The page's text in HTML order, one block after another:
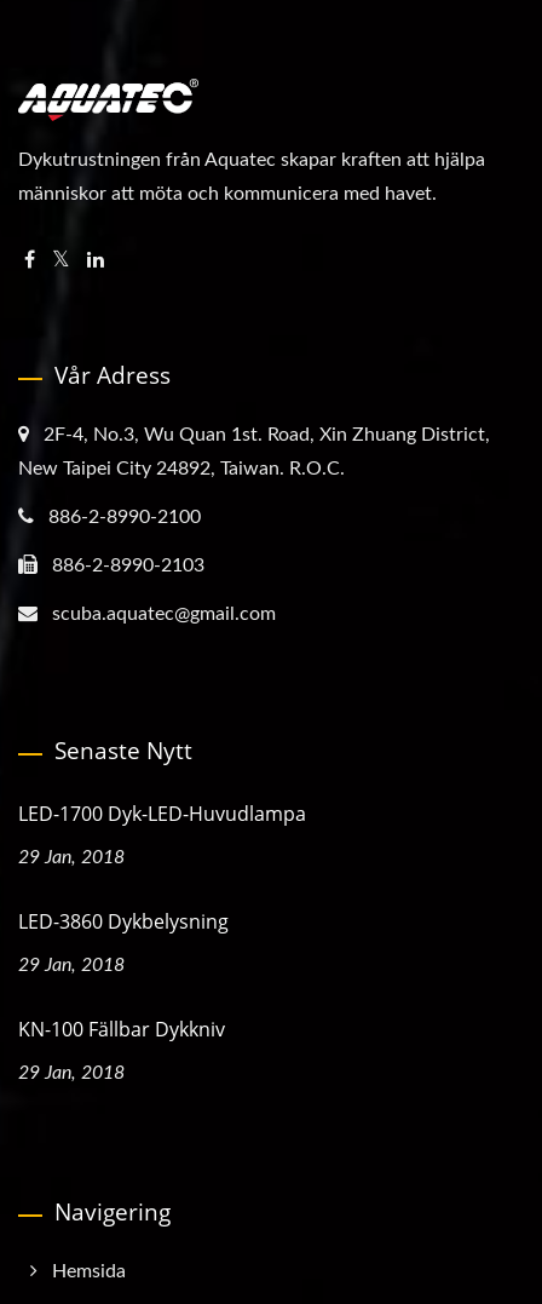
Dykutrustningen från Aquatec skapar kraften att hjälpa
människor att möta och kommunicera med havet.
Vår Adress
2F-4, No.3, Wu Quan 1st. Road, Xin Zhuang District,
New Taipei City 24892, Taiwan. R.O.C.
886-2-8990-2100
886-2-8990-2103
scuba.aquatec@gmail.com
Senaste Nytt
LED-1700 Dyk-LED-Huvudlampa
29 Jan, 2018
LED-3860 Dykbelysning
29 Jan, 2018
KN-100 Fällbar Dykkniv
29 Jan, 2018
Navigering
Hemsida